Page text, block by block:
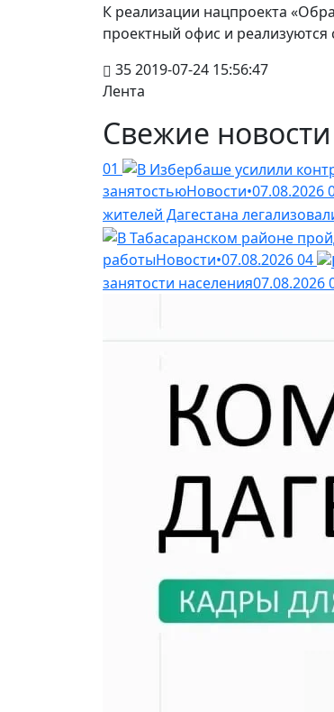
К реализации нацпроекта
проектный офис и
352019-07-24 15:56:47
Лента
Свежие новости
01
занятостьюНовости•07.08.2026
жителей Дагестана
работыНовости•07.08.202604
занятости населения07.08.2026